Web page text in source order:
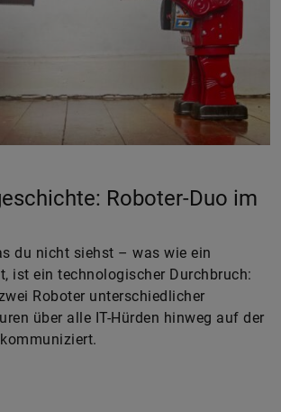
Roboter-Duo im
du nicht siehst – was wie ein
ist ein technologischer Durchbruch:
Roboter unterschiedlicher
über alle IT-Hürden hinweg auf der